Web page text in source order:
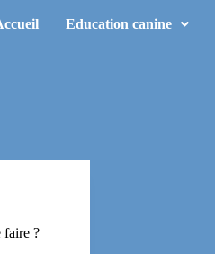
Education canine
faire ?